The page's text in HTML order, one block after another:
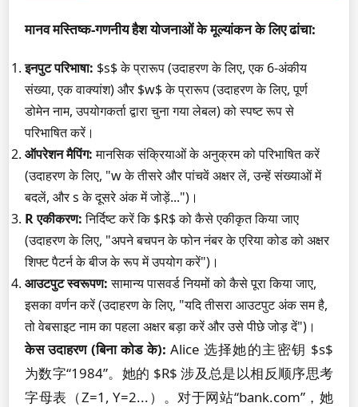
मानव मस्तिष्क-गणनीय हैश योजनाओं के मूल्यांकन के लिए ढांचा:
इनपुट परिभाषा: $s$ के प्रारूप (उदाहरण के लिए, एक 6-अंकीय
संख्या, एक वाक्यांश) और $w$ के प्रारूप (उदाहरण के लिए, पूर्ण
डोमेन नाम, उपयोगकर्ता द्वारा चुना गया लेबल) को स्पष्ट रूप से
परिभाषित करें।
ऑपरेशन मैपिंग:मानसिक संक्रियाओं के अनुक्रम को परिभाषित करें
(उदाहरण के लिए, "w के तीसरे और पांचवें अक्षर लें, उन्हें संख्याओं में
बदलें, और s के दूसरे अंक में जोड़ें...")।
R एकीकरण:निर्दिष्ट करें कि $R$ को कैसे एकीकृत किया जाए
(उदाहरण के लिए, "अपने बचपन के फोन नंबर के एरिया कोड को अक्षर
शिफ्ट पैटर्न के बीज के रूप में उपयोग करें")।
आउटपुट स्वरूपण:सामान्य पासवर्ड नियमों को कैसे पूरा किया जाए,
इसका वर्णन करें (उदाहरण के लिए, "यदि तीसरा आउटपुट अंक सम है,
तो वेबसाइट नाम का पहला अक्षर बड़ा करें और उसे पीछे जोड़ दें")।
केस उदाहरण (बिना कोड के): Alice 选择她的主密钥 $s$
为数字“1984”。她的 $R$ 涉及总是以相反顺序思考
字母表（Z=1, Y=2...）。对于网站“bank.com”，她